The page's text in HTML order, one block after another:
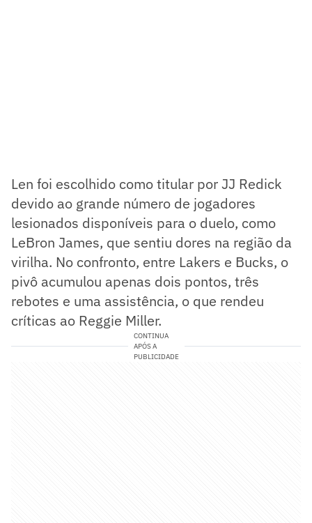
Len foi escolhido como titular por JJ Redick
devido ao grande número de jogadores
lesionados disponíveis para o duelo, como
LeBron James, que sentiu dores na região da
virilha. No confronto, entre Lakers e Bucks, o
pivô acumulou apenas dois pontos, três
rebotes e uma assistência, o que rendeu
críticas ao Reggie Miller.
CONTINUA
APÓS A
PUBLICIDADE